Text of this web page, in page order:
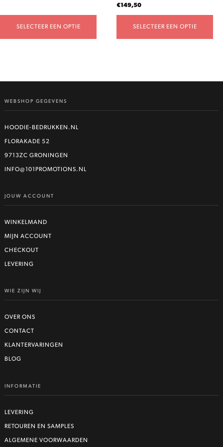
SELECTEER EEN OPTIE
€149,50
SELECTEER EEN OPTIE
WEBSHOP GEGEVENS
HOODIE-BEDRUKKEN.NL
FLORAKADE 52
9713ZC GRONINGEN
INFO@101PROMOTIONS.NL
JOUW ACCOUNT
WINKELMAND
MIJN ACCOUNT
CHECKOUT
LEVERING
WIE ZIJN WIJ
OVER ONS
CONTACT
KLANTERVARINGEN
BLOG
INFORMATIE
LEVERING
RETOUREN EN SAMPLES
ALGEMENE VOORWAARDEN